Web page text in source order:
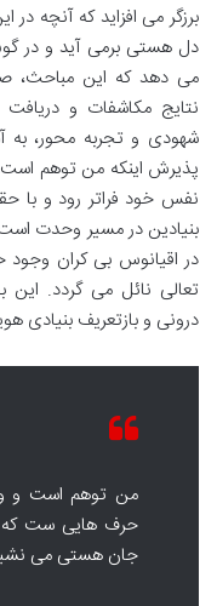
برزگر می افزاید که آنچه
دل هستی برمی آید و در
می دهد که این مباحث،
نتایج مکاشفات و
شهودی و تجربه محور،
پذیرش اینکه من توهم
نفس خود فراتر رود و با
بنیادین در مسیر وحدت
در اقیانوس بی کران
تعالی نائل می گردد.
درونی و بازتعریف بنیادی
من توهم است و
حرف هایی ست که
جان هستی می